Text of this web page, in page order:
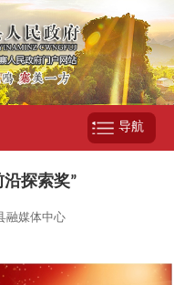
导航
探索奖”
融媒体中心